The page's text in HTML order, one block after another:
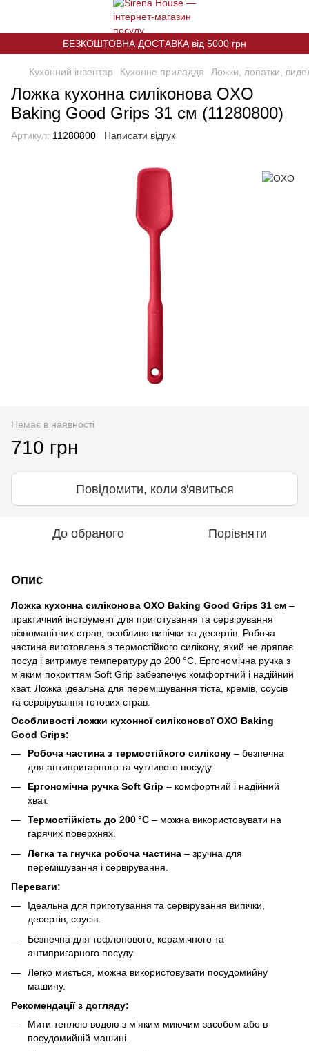
БЕЗКОШТОВНА ДОСТАВКА від 5000 грн
Кухонний інвентар Кухонне приладдя Ложки, лопатки,
Ложка кухонна силіконова OXO
Baking Good Grips 31 см (11280800)
Артикул: 11280800 Написати відгук
Немає в наявності
710 грн
Повідомити, коли з'явиться
До обраного Порівняти
Опис
Ложка кухонна силіконова OXO Baking Good Grips 31 см –
практичний інструмент для приготування та сервірування
різноманітних страв, особливо випічки та десертів. Робоча
частина виготовлена з термостійкого силікону, який не дряпає
посуд і витримує температуру до 200 °C. Ергономічна ручка з
м’яким покриттям Soft Grip забезпечує комфортний і надійний
хват. Ложка ідеальна для перемішування тіста, кремів, соусів
та сервірування готових страв.
Особливості ложки кухонної силіконової OXO Baking
Good Grips:
Робоча частина з термостійкого силікону – безпечна
для антипригарного та чутливого посуду.
Ергономічна ручка Soft Grip – комфортний і надійний
хват.
Термостійкість до 200 °C – можна використовувати на
гарячих поверхнях.
Легка та гнучка робоча частина – зручна для
перемішування і сервірування.
Переваги:
Ідеальна для приготування та сервірування випічки,
десертів, соусів.
Безпечна для тефлонового, керамічного та
антипригарного посуду.
Легко миється, можна використовувати посудомийну
машину.
Рекомендації з догляду:
Мити теплою водою з м’яким миючим засобом або в
посудомийній машині.